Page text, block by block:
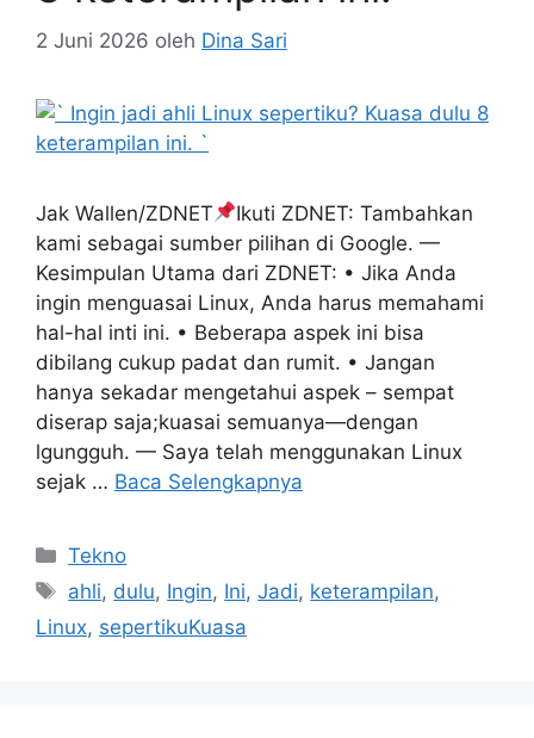
2 Juni 2026 oleh Dina Sari
Jak Wallen/ZDNET
Ikuti ZDNET: Tambahkan
kami sebagai sumber pilihan di Google. —
Kesimpulan Utama dari ZDNET: • Jika Anda
ingin menguasai Linux, Anda harus memahami
hal-hal inti ini. • Beberapa aspek ini bisa
dibilang cukup padat dan rumit. • Jangan
hanya sekadar mengetahui aspek – sempat
diserap saja;kuasai semuanya—dengan
lgungguh. — Saya telah menggunakan Linux
sejak … Baca Selengkapnya
Kategori
Tekno
Tag
ahli, dulu, Ingin, Ini,Jadi, keterampilan,
Linux, sepertikuKuasa